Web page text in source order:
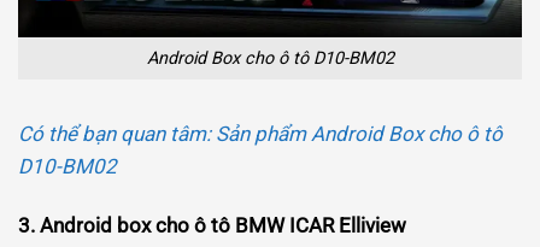
Android Box cho ô tô D10-BM02
Có thể bạn quan tâm: Sản phẩm Android Box cho ô tô
D10-BM02
3. Android box cho ô tô BMW ICAR Elliview